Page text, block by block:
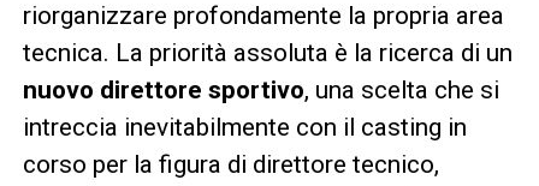
riorganizzare profondamente la propria area
tecnica. La priorità assoluta è la ricerca di un
nuovo direttore sportivo, una scelta che si
intreccia inevitabilmente con il casting in
corso per la figura di direttore tecnico,